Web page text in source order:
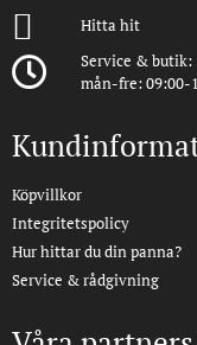
Hitta hit
Service & butik:
mån-fre: 09:00-
Köpvillkor
Integritetspolicy
Hur hittar du din panna?
Service & rådgivning